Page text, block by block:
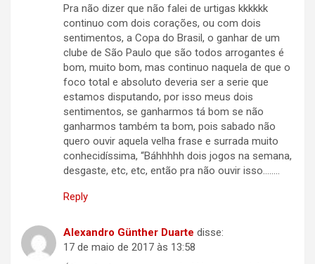
Pra não dizer que não falei de urtigas kkkkkk
continuo com dois corações, ou com dois
sentimentos, a Copa do Brasil, o ganhar de um
clube de São Paulo que são todos arrogantes é
bom, muito bom, mas continuo naquela de que o
foco total e absoluto deveria ser a serie que
estamos disputando, por isso meus dois
sentimentos, se ganharmos tá bom se não
ganharmos também ta bom, pois sabado não
quero ouvir aquela velha frase e surrada muito
conhecidíssima, “Báhhhhh dois jogos na semana,
desgaste, etc, etc, então pra não ouvir isso……..
Reply
Alexandro Günther Duarte disse:
17 de maio de 2017 às 13:58